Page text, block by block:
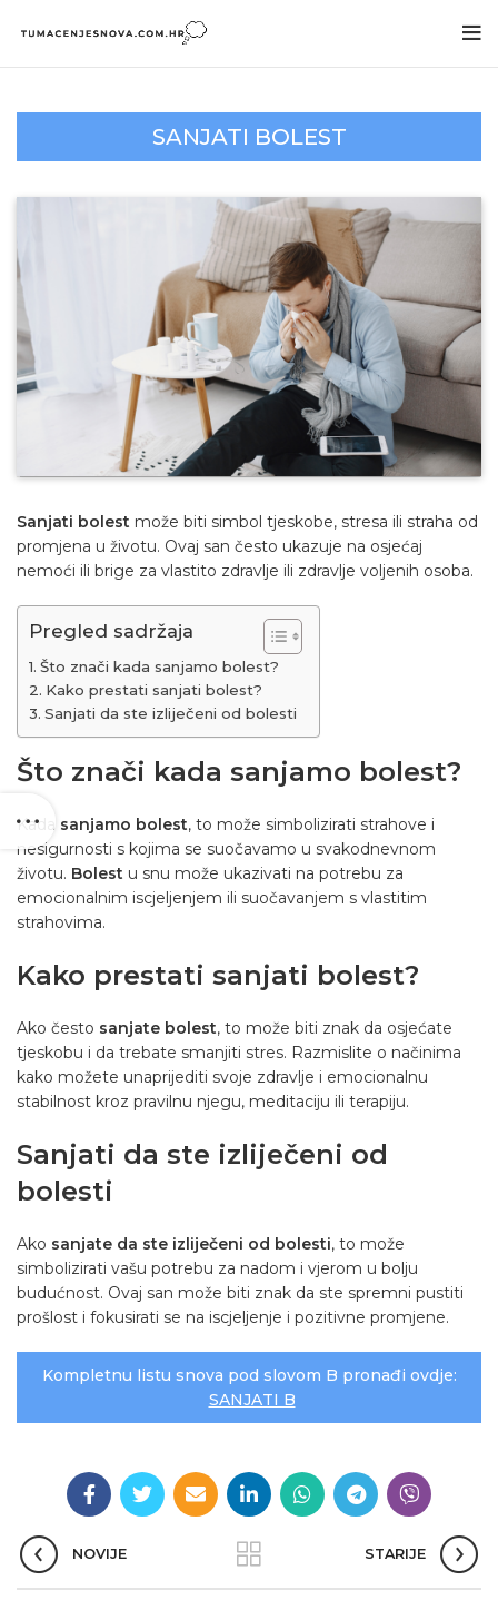
SANJATI BOLEST
Sanjati bolest može biti simbol tjeskobe, stresa ili straha od
promjena u životu. Ovaj san često ukazuje na osjećaj
nemoći ili brige za vlastito zdravlje ili zdravlje voljenih osoba.
Pregled sadržaja
Što znači kada sanjamo bolest?
Kako prestati sanjati bolest?
Sanjati da ste izliječeni od bolesti
Što znači kada sanjamo bolest?
Kada sanjamo bolest, to može simbolizirati strahove i
nesigurnosti s kojima se suočavamo u svakodnevnom
životu. Bolest u snu može ukazivati na potrebu za
emocionalnim iscjeljenjem ili suočavanjem s vlastitim
strahovima.
Kako prestati sanjati bolest?
Ako često sanjate bolest, to može biti znak da osjećate
tjeskobu i da trebate smanjiti stres. Razmislite o načinima
kako možete unaprijediti svoje zdravlje i emocionalnu
stabilnost kroz pravilnu njegu, meditaciju ili terapiju.
Sanjati da ste izliječeni od
bolesti
Ako sanjate da ste izliječeni od bolesti, to može
simbolizirati vašu potrebu za nadom i vjerom u bolju
budućnost. Ovaj san može biti znak da ste spremni pustiti
prošlost i fokusirati se na iscjeljenje i pozitivne promjene.
Kompletnu listu snova pod slovom B pronađi ovdje:
SANJATI B
NOVIJE STARIJE